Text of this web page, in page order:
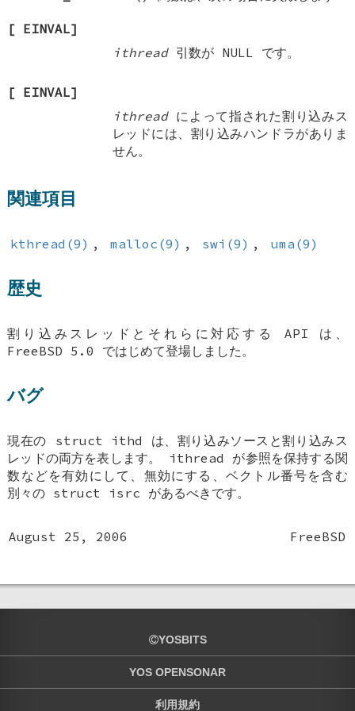
[ EINVAL]
ithread引数が NULL です。
[ EINVAL]
ithreadによって指された割り込みス
レッドには、割り込みハンドラがありま
せん。
関連項目
kthread(9) , malloc(9) , swi(9) , uma(9)
歴史
割り込みスレッドとそれらに対応する API は、
FreeBSD 5.0
ではじめて登場しました。
バグ
現在の struct ithd
は、割り込みソースと割り込みス
レッドの両方を表します。 ithread が参照を保持する関
数などを有効にして、無効にする、ベクトル番号を含む
別々の struct isrc があるべきです。
August 25, 2006 FreeBSD
YOSBITS
YOS OPENSONAR
利用規約